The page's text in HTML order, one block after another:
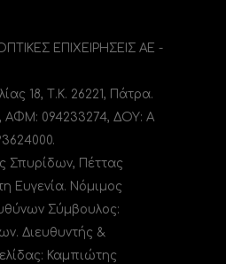
ΕΠΙΧΕΙΡΗΣΕΙΣ ΑΕ -
18, Τ.Κ. 26221, Πάτρα.
ΑΦΜ: 094233274, ΔΟΥ: A
Σπυρίδων, Πέττας
Ευγενία. Νόμιμος
Σύμβουλος:
Διευθυντής &
Καμπιώτης